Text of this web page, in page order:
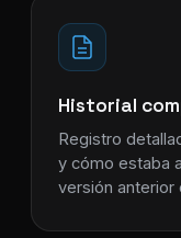
Historial
Registro
y cómo estaba
versión anterior